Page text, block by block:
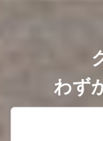
わず